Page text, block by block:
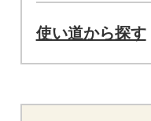
使い道から探す